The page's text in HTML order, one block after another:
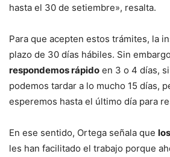
hasta el 30 de setiembre», resalta.
Para que acepten estos trámites, la
plazo de 30 días hábiles. Sin
respondemos rápido en 3 o 4 días,
podemos tardar a lo mucho 15 días,
esperemos hasta el último día para
En ese sentido, Ortega señala que
les han facilitado el trabajo porque